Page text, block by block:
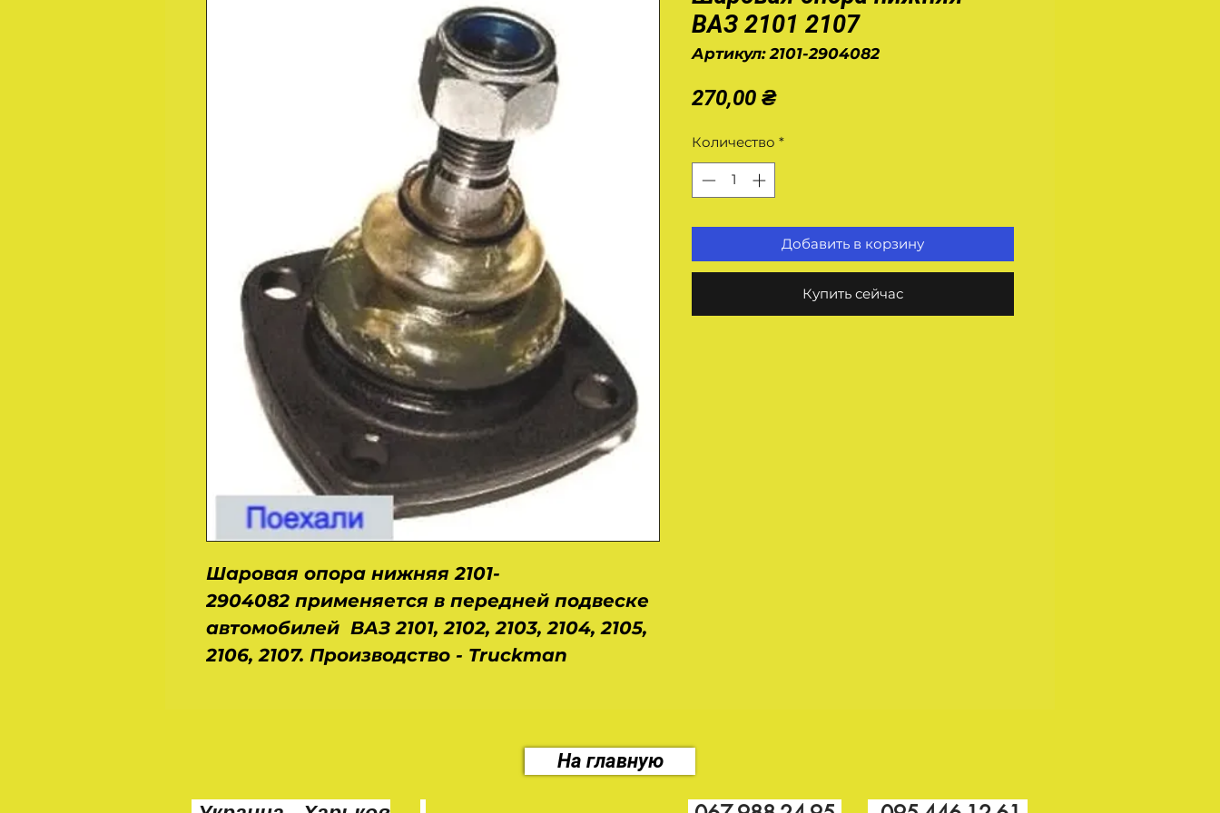
Шаровая опора нижняя 2101-
2904082 применяется в передней подвеске
автомобилей ВАЗ 2101, 2102, 2103, 2104, 2105,
2106, 2107. Производство - Truckman
ВАЗ 2101 2107
Артикул: 2101-2904082
270,00 ₴Цена
Количество *
Добавить в корзину
Купить сейчас
На главную